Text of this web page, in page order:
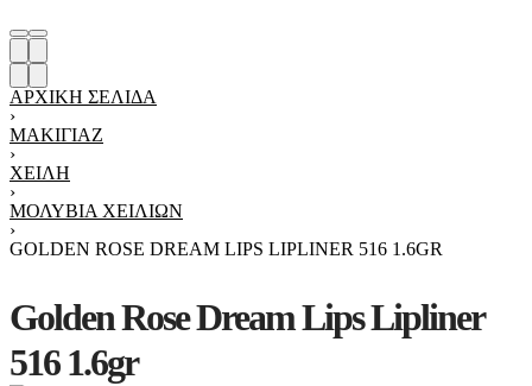
ΑΡΧΙΚΉ ΣΕΛΊΔΑ
›
ΜΑΚΙΓΙΆΖ
›
ΧΕΊΛΗ
›
ΜΟΛΎΒΙΑ ΧΕΙΛΙΏΝ
›
GOLDEN ROSE DREAM LIPS LIPLINER 516 1.6GR
Golden Rose Dream Lips Lipliner
516 1.6gr